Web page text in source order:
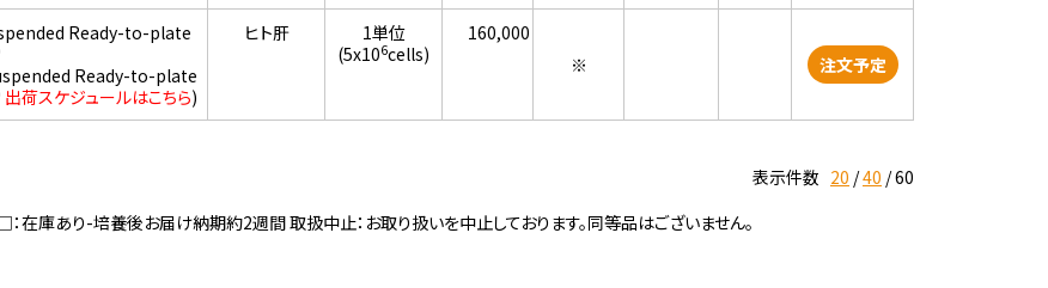
Ready-to-plate
Ready-to-plate
出荷スケジュールはこちら)
ヒト肝
1単位
(5x106cells)
160,000
※
注文予定
表示件数 20 40 60
在庫あり-培養後お届け納期約2週間 取扱中止：お取り扱いを中止しております。同等品はございません。